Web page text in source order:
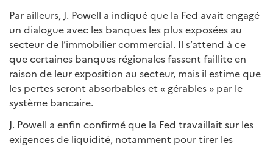
Par ailleurs, J. Powell a indiqué que la Fed avait engagé
un dialogue avec les banques les plus exposées au
secteur de l’immobilier commercial. Il s’attend à ce
que certaines banques régionales fassent faillite en
raison de leur exposition au secteur, mais il estime que
les pertes seront absorbables et « gérables » par le
système bancaire.
J. Powell a enfin confirmé que la Fed travaillait sur les
exigences de liquidité, notamment pour tirer les